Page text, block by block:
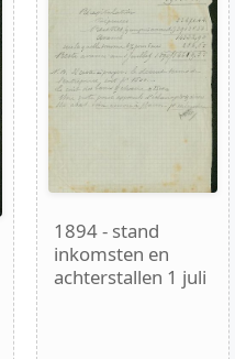
1894 - stand
inkomsten en
achterstallen 1 juli